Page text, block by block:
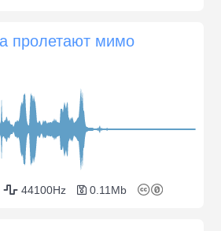
пролетают мимо
44100Hz 0.11Mb